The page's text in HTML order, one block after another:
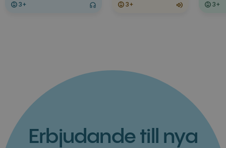
3+ 3+ 3+
Erbjudande till nya